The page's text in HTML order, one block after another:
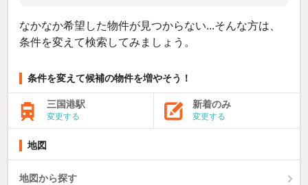
なかなか希望した物件が見つからない...そんな方は、
条件を変えて検索してみましょう。
条件を変えて候補の物件を増やそう！
三国港駅
変更する
新着のみ
変更する
地図
地図から探す